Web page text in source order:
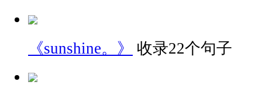
《sunshine。》 收录22个句子